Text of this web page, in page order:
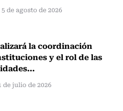
de agosto de 2026
la coordinación
y el rol de las
de julio de 2026